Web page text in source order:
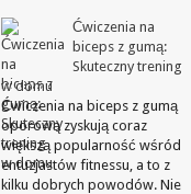
Ćwiczenia na
biceps z gumą:
Skuteczny trening
w domu
Ćwiczenia na biceps z gumą
oporową zyskują coraz
większą popularność wśród
entuzjastów fitnessu, a to z
kilku dobrych powodów. Nie